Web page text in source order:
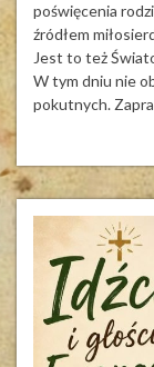
poświęcenia
źródłem
Jest to też
W tym dniu nie
pokutnych.